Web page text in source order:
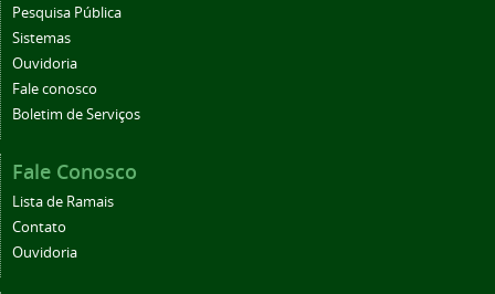
Pesquisa Pública
Sistemas
Ouvidoria
Fale conosco
Boletim de Serviços
Fale Conosco
Lista de Ramais
Contato
Ouvidoria